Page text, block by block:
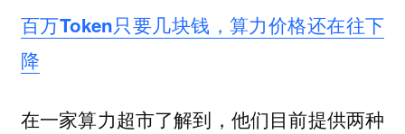
百万Token只要几块钱，算力价格还在往下
降
在一家算力超市了解到，他们目前提供两种